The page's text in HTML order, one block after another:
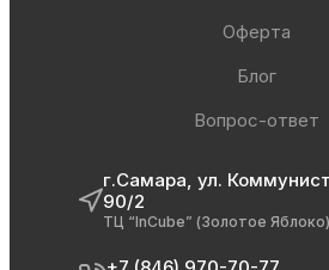
Оферта
Блог
Вопрос-ответ
г.Самара, ул.
90/2
ТЦ “InCube” (Золотое